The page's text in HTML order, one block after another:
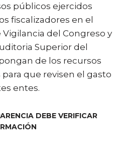
públicos ejercidos
fiscalizadores en el
del Congreso y
Superior del
de los recursos
que revisen el gasto
entes.
DEBE VERIFICAR